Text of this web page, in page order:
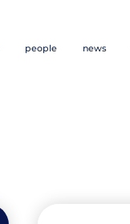
people news